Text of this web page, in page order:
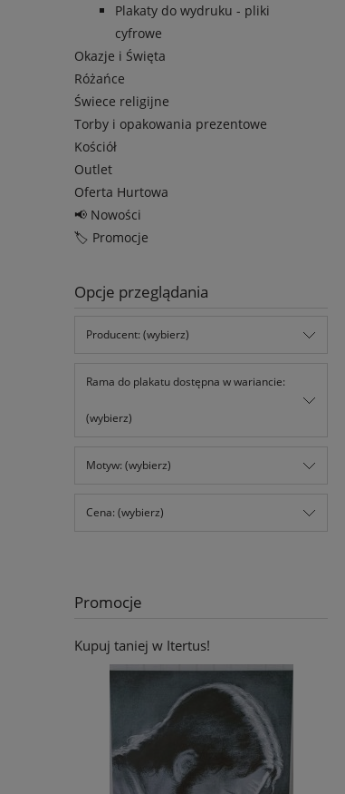
Plakaty do wydruku - pliki
cyfrowe
Okazje i Święta
Różańce
Świece religijne
Torby i opakowania prezentowe
Kościół
Outlet
Oferta Hurtowa
📢 Nowości
🏷️ Promocje
Opcje przeglądania
Producent: (wybierz)
Rama do plakatu dostępna w wariancie:
(wybierz)
Motyw: (wybierz)
Cena: (wybierz)
Promocje
Kupuj taniej w Itertus!